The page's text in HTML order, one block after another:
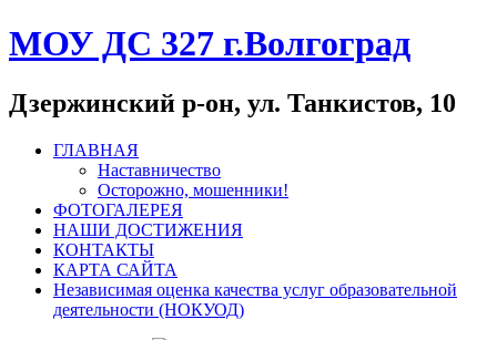
МОУ ДС 327 г.Волгоград
Дзержинский р-он, ул. Танкистов, 10
ГЛАВНАЯ
Наставничество
Осторожно, мошенники!
ФОТОГАЛЕРЕЯ
НАШИ ДОСТИЖЕНИЯ
КОНТАКТЫ
КАРТА САЙТА
Независимая оценка качества услуг образовательной
деятельности (НОКУОД)